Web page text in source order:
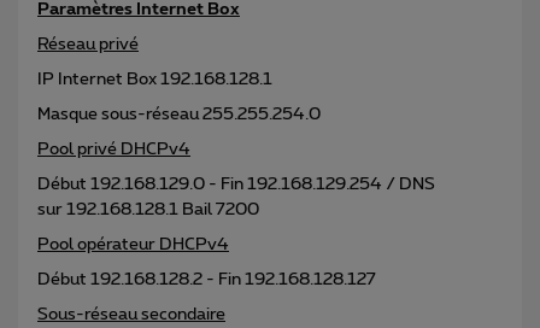
Paramètres Internet Box
Réseau privé
IP Internet Box 192.168.128.1
Masque sous-réseau 255.255.254.0
Pool privé DHCPv4
Début 192.168.129.0 - Fin 192.168.129.254 / DNS
sur 192.168.128.1 Bail 7200
Pool opérateur DHCPv4
Début 192.168.128.2 - Fin 192.168.128.127
Sous-réseau secondaire